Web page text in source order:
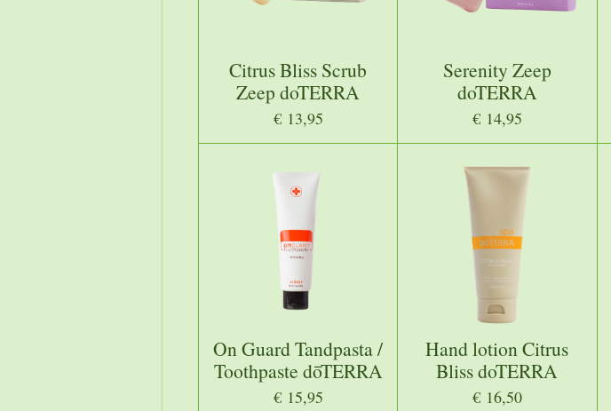
Citrus Bliss Scrub
Zeep doTERRA
€ 13,95
Serenity Zeep
doTERRA
€ 14,95
On Guard Tandpasta /
Toothpaste dōTERRA
€ 15,95
Hand lotion Citrus
Bliss doTERRA
€ 16,50